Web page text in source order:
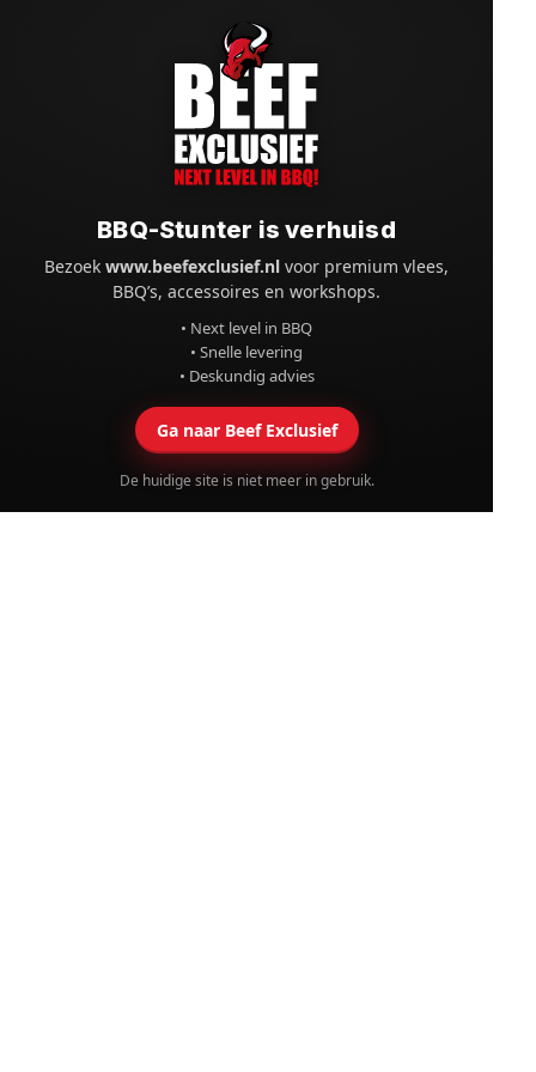
BBQ-Stunter is verhuisd
Bezoekwww.beefexclusief.nl voor premium vlees,
BBQ’s, accessoires en workshops.
• Next level in BBQ
• Snelle levering
• Deskundig advies
Ga naar Beef Exclusief
De huidige site is niet meer in gebruik.